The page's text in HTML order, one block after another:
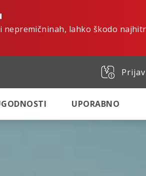
lahko škodo
UPORABNO